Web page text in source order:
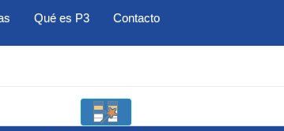
Qué es P3 Contacto